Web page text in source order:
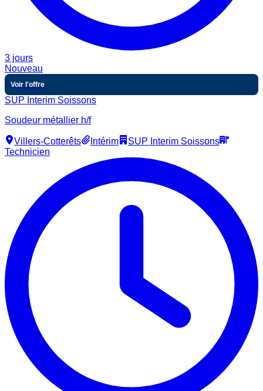
3 jours
Nouveau
Voir l'offre
SUP Interim Soissons
Soudeur métallier h/f
Villers-Cotterêts Intérim
SUP Interim Soissons
Technicien